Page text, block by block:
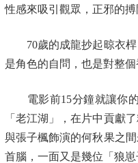
性感來吸引觀眾，正邪的
70歲的成龍抄起晾衣桿
是角色的自問，也是對整
電影前15分鐘就讓你的
「老江湖」，在片中貢獻
與張子楓飾演的何秋果之
首腦，一面又是幾位「狼